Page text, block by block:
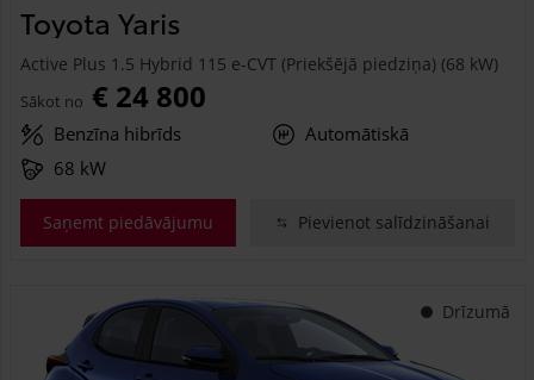
Toyota Yaris
Active Plus 1.5 Hybrid 115 e-CVT (Priekšējā piedziņa) (68 kW)
Sākot no € 24 800
Benzīna hibrīds
Automātiskā
68 kW
Saņemt piedāvājumu Pievienot salīdzināšanai
Drīzumā